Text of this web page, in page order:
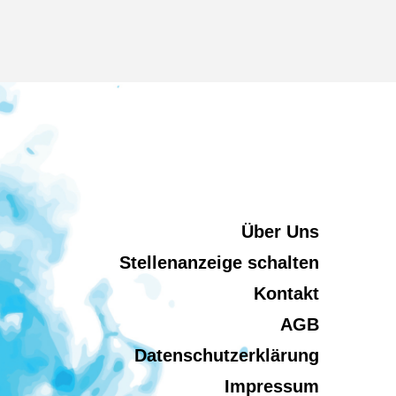
Über Uns
Stellenanzeige schalten
Kontakt
AGB
Datenschutzerklärung
Impressum